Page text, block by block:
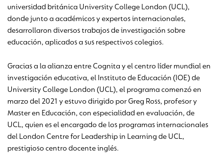
universidad británica University College London (UCL),
donde junto a académicos y expertos internacionales,
desarrollaron diversos trabajos de investigación sobre
educación, aplicados a sus respectivos colegios.
Gracias a la alianza entre Cognita y el centro líder mundial en
investigación educativa, el Instituto de Educación (IOE) de
University College London (UCL), el programa comenzó en
marzo del 2021 y estuvo dirigido por Greg Ross, profesor y
Master en Educación, con especialidad en evaluación, de
UCL, quien es el encargado de los programas internacionales
del London Centre for Leadership in Learning de UCL,
prestigioso centro docente inglés.